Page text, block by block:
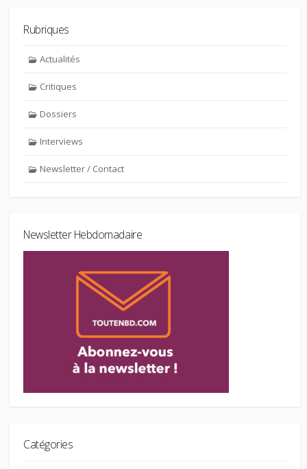
Rubriques
Actualités
Critiques
Dossiers
Interviews
Newsletter / Contact
Newsletter Hebdomadaire
Catégories